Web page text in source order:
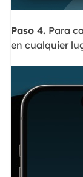
Paso 4. Para
en cualquier